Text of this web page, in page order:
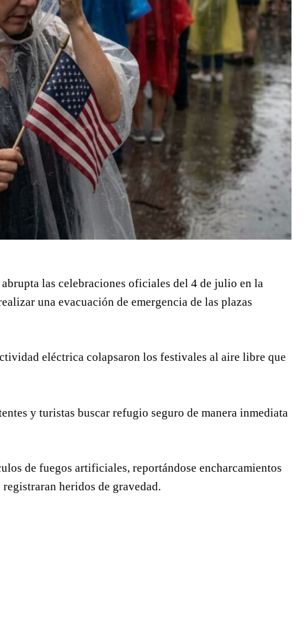
las celebraciones oficiales del 4 de julio en la
una evacuación de emergencia de las plazas
eléctrica colapsaron los festivales al aire libre que
y turistas buscar refugio seguro de manera inmediata
de fuegos artificiales, reportándose encharcamientos
heridos de gravedad.